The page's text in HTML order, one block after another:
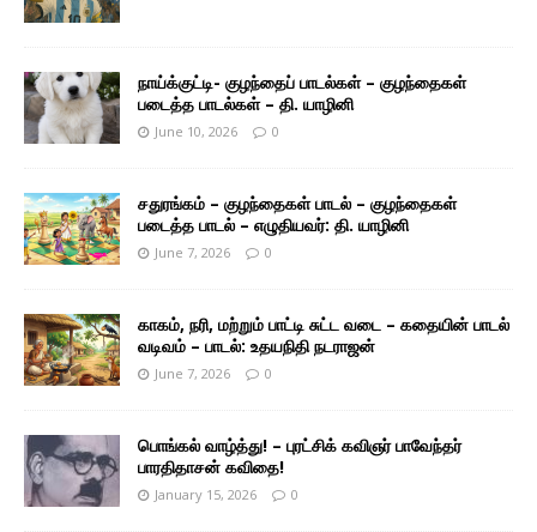
நாய்க்குட்டி- குழந்தைப் பாடல்கள் – குழந்தைகள்
படைத்த பாடல்கள் – தி. யாழினி
June 10, 2026 0
சதுரங்கம் – குழந்தைகள் பாடல் – குழந்தைகள்
படைத்த பாடல் – எழுதியவர்: தி. யாழினி
June 7, 2026 0
காகம், நரி, மற்றும் பாட்டி சுட்ட வடை – கதையின் பாடல்
வடிவம் – பாடல்: உதயநிதி நடராஜன்
June 7, 2026 0
பொங்கல் வாழ்த்து! – புரட்சிக் கவிஞர் பாவேந்தர்
பாரதிதாசன் கவிதை!
January 15, 2026 0